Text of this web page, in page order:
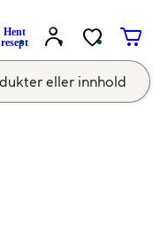
Hent
resept